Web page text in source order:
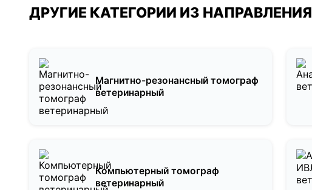
ДРУГИЕ КАТЕГОРИИ ИЗ НАПРАВЛЕНИЯ
Магнитно-резонансный томограф
ветеринарный
Компьютерный томограф
ветеринарный